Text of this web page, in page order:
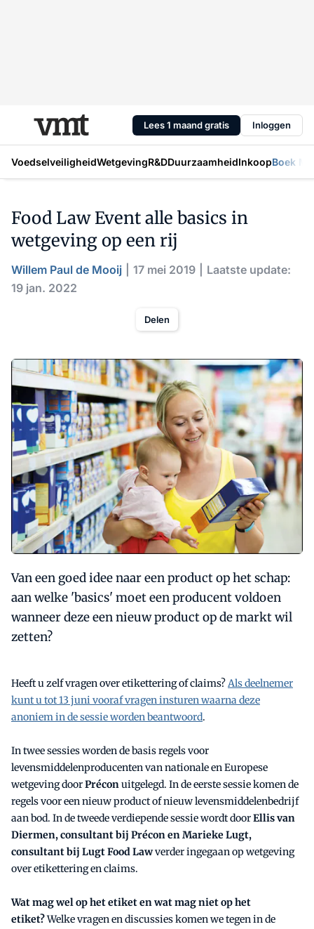
Lees 1 maand gratis Inloggen
VoedselveiligheidWetgevingR&DDuurzaamheidInkoopBoek
Food Law Event alle basics in
wetgeving op een rij
Willem Paul de Mooij 17 mei 2019
Laatste update:
19 jan. 2022
Delen
Van een goed idee naar een product op het schap:
aan welke 'basics' moet een producent voldoen
wanneer deze een nieuw product op de markt wil
zetten?
Heeft u zelf vragen over etikettering of claims?Als deelnemer
kunt u tot 13 juni vooraf vragen insturen waarna deze
anoniem in de sessie worden beantwoord.
In twee sessies worden de basis regels voor
levensmiddelenproducenten van nationale en Europese
wetgeving doorPréconuitgelegd. In de eerste sessie komen de
regels voor een nieuw product of nieuw levensmiddelenbedrijf
aan bod. In de tweede verdiepende sessie wordt doorEllis van
Diermen, consultant bij Précon en Marieke Lugt,
consultant bij Lugt Food Lawverder ingegaan op wetgeving
over etikettering en claims.
Wat mag wel op het etiket en wat mag niet op het
etiket?Welke vragen en discussies komen we tegen in de